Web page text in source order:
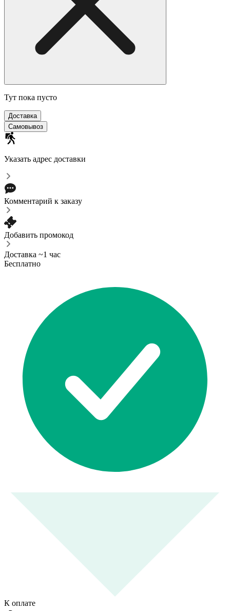
Тут пока пусто
Доставка
Самовывоз
Указать адрес доставки
Комментарий к заказу
Добавить промокод
Доставка ~1 час
Бесплатно
К оплате